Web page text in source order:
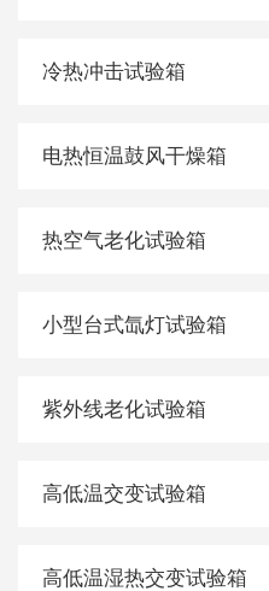
冷热冲击试验箱
电热恒温鼓风干燥箱
热空气老化试验箱
小型台式氙灯试验箱
紫外线老化试验箱
高低温交变试验箱
高低温湿热交变试验箱